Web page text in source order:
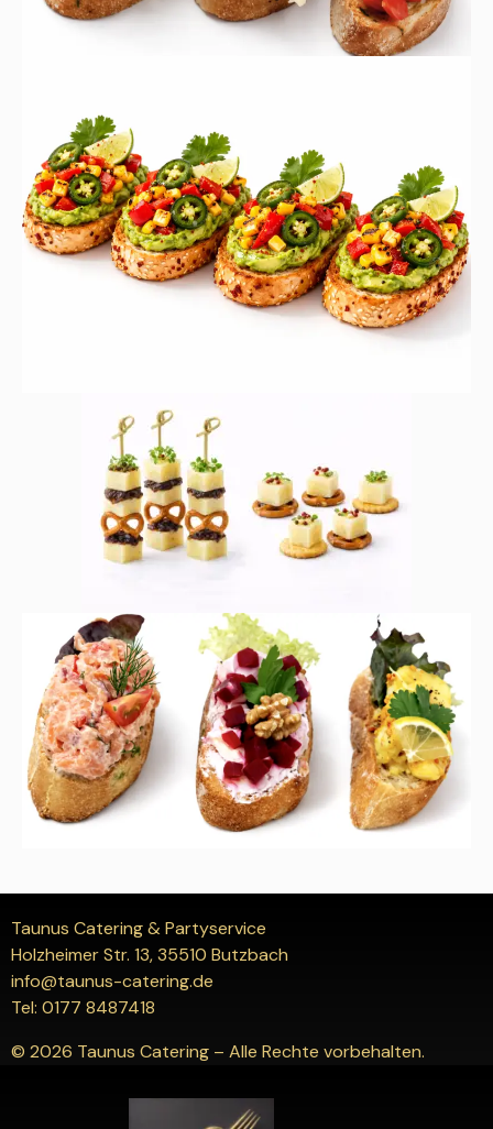
Taunus Catering & Partyservice
Holzheimer Str. 13, 35510 Butzbach
info@taunus-catering.de
Tel: 0177 8487418
© 2026 Taunus Catering – Alle Rechte vorbehalten.